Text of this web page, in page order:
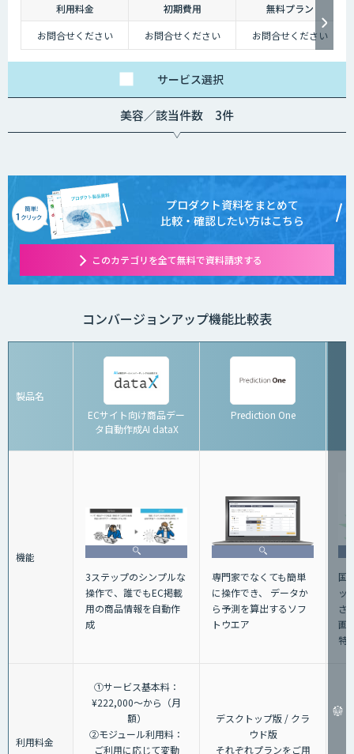
利用料金 初期費用
無料プラン
お問合せください
お問合せください お問合せください
サービス選択
美容／該当件数 3件
プロダクト資料をまとめて
比較・確認したい方はこちら
このカテゴリを全て無料で資料請求する
コンバージョンアップ機能比較表
製品名
ECサイト向け商品デー
タ自動作成AI dataX
Prediction One
機能
3ステップのシンプルな
操作で、誰でもEC掲載
用の商品情報を自動作
成
専門家でなくても簡単
に操作でき、 データか
ら予測を算出するソフ
トウエア
国
ッ
さ
画
特
利用料金
①サービス基本料：
¥222,000～から（月
額）
②モジュール利用料：
ご利用に応じて変動
デスクトップ版 / クラ
ウド版
それぞれプランをご用